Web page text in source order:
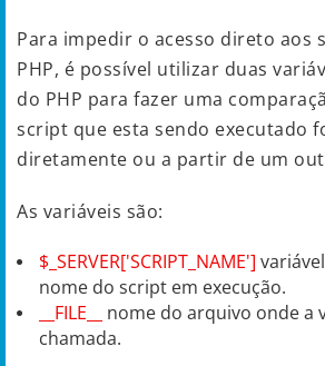
Para impedir o acesso direto aos
PHP, é possível utilizar duas
do PHP para fazer uma
script que esta sendo executado
diretamente ou a partir de um
As variáveis são:
$_SERVER['SCRIPT_NAME']
nome do script em execução.
__FILE__
nome do arquivo onde a
chamada.